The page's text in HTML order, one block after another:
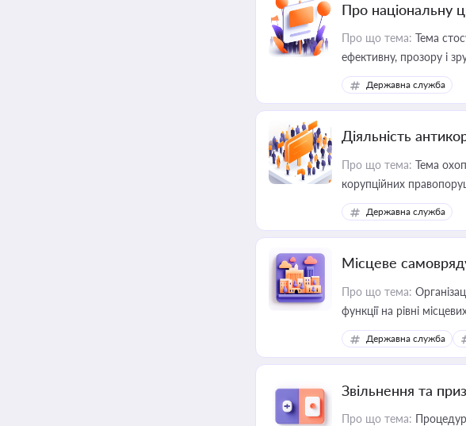
Про національну
Про що тема: Тема
ефективну, прозору і
Державна служба
Діяльність
Про що тема: Тема
корупційних
та бізнесі
Державна служба
Місцеве
Про що тема:
функції на рівні
Державна служба
Звільнення та
Про що тема: